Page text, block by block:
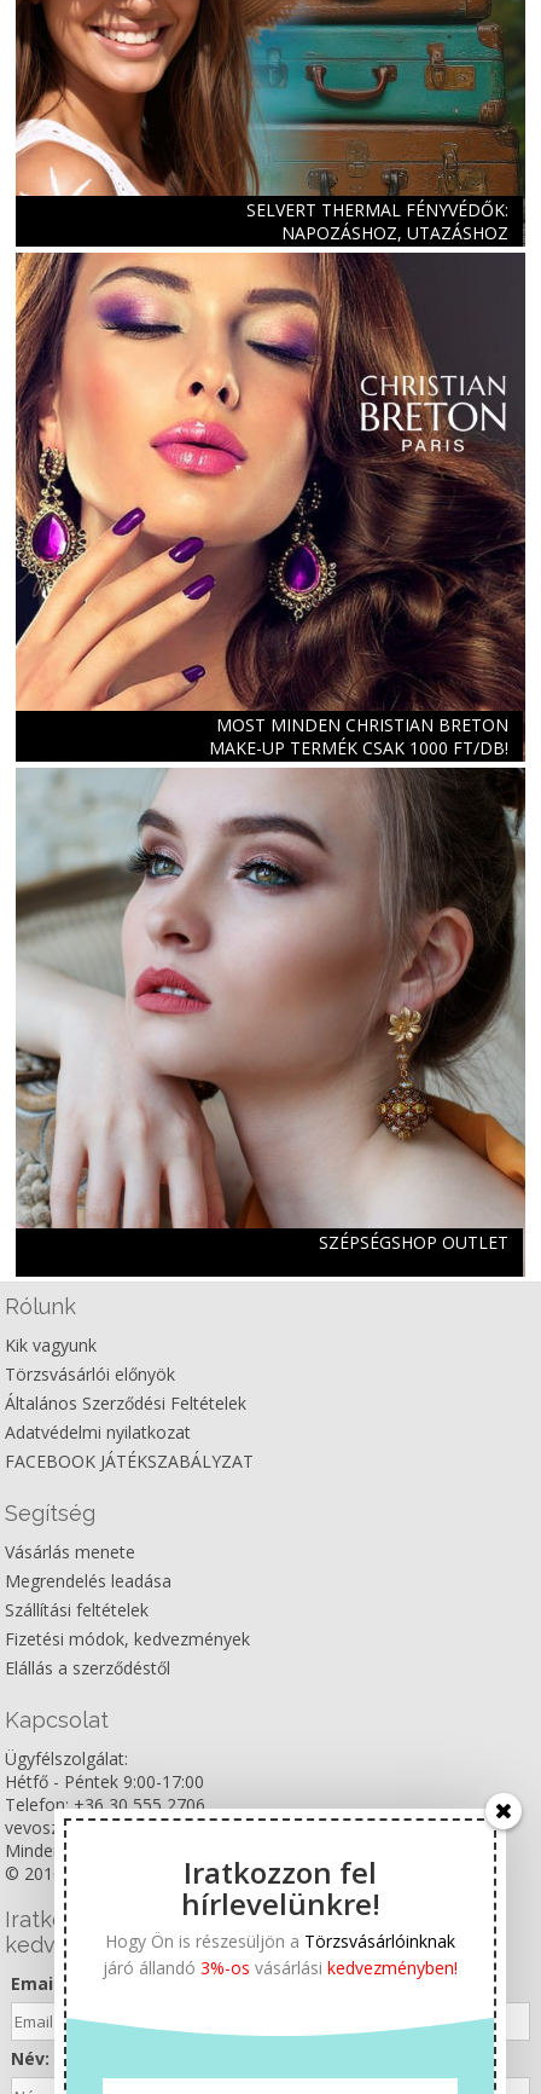
SELVERT THERMAL FÉNYVÉDŐK:
NAPOZÁSHOZ, UTAZÁSHOZ
MOST MINDEN CHRISTIAN BRETON
MAKE-UP TERMÉK CSAK 1000 FT/DB!
SZÉPSÉGSHOP OUTLET
Rólunk
Kik vagyunk
Törzsvásárlói előnyök
Általános Szerződési Feltételek
Adatvédelmi nyilatkozat
FACEBOOK JÁTÉKSZABÁLYZAT
Segítség
Vásárlás menete
Megrendelés leadása
Szállítási feltételek
Fizetési módok, kedvezmények
Elállás a szerződéstől
Kapcsolat
Ügyfélszolgálat:
Hétfő - Péntek 9:00-17:00
Telefon: +36 30 555 2706
vevoszolgalat@szepsegshop.hu
Minden jog fenntartva
© 2016, Vida Verde Kft.
Iratkozzon fel hírlevelünkre és állandó 3%
kedvezménnyel ajándékozzuk meg!
Email cím:
Név:
Iratkozzon fel
hírlevelünkre!
Hogy Ön is részesüljön a Törzsvásárlóinknak
járó állandó 3%-os vásárlási kedvezményben!